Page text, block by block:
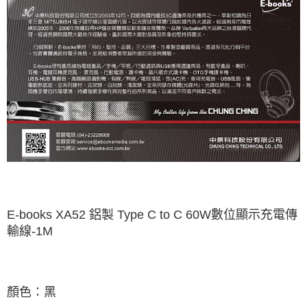
E-books XA52 鋁製 Type C to C 60W數位顯示充電傳
輸線-1M
顏色：黑